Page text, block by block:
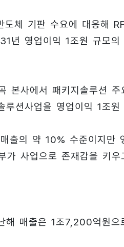
체 기판 수요에 대응해
년 영업이익 1조원 규모
본사에서 패키지솔루션
션사업을 영업이익 1조
출의 약 10% 수준이지만
사업으로 존재감을 키우
해 매출은 1조7,200억